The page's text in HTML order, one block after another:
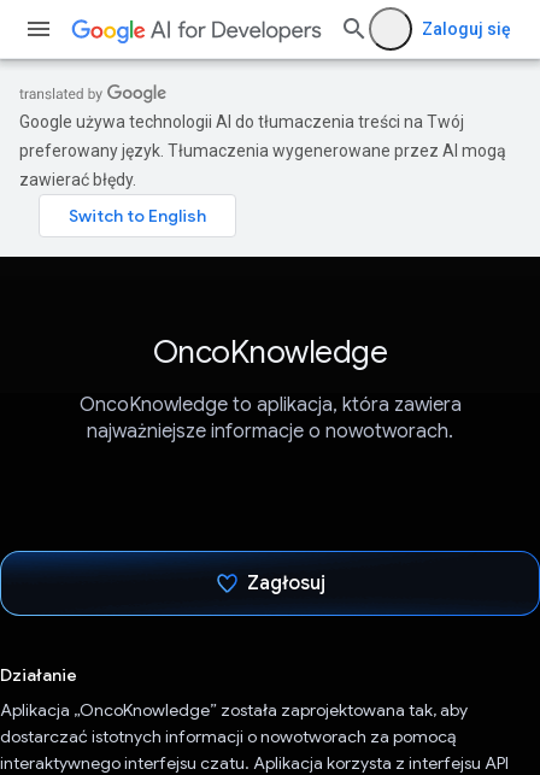
Zaloguj się
Google używa technologii AI do tłumaczenia treści na Twój
preferowany język. Tłumaczenia wygenerowane przez AI mogą
zawierać błędy.
OncoKnowledge
OncoKnowledge to aplikacja, która zawiera
najważniejsze informacje o nowotworach.
Zagłosuj
Działanie
Aplikacja „OncoKnowledge” została zaprojektowana tak, aby
dostarczać istotnych informacji o nowotworach za pomocą
interaktywnego interfejsu czatu. Aplikacja korzysta z interfejsu API